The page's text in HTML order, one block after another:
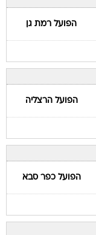
הפועל רמת גן
הפועל הרצליה
הפועל כפר סבא